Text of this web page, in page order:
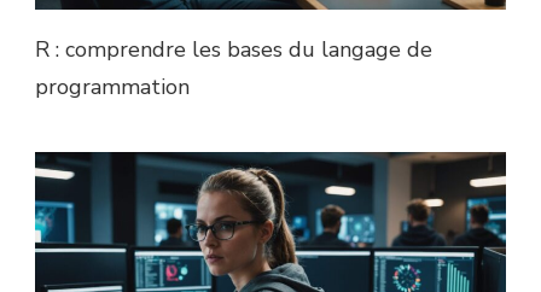
R : comprendre les bases du langage de
programmation